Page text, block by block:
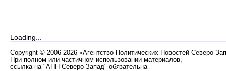
Loading...
Copyright © 2006-2026 «Агентство Политических Новостей Северо-
При полном или частичном использовании материалов,
ссылка на "АПН Северо-Запад" обязательна